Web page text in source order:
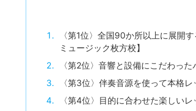
〈第1位〉全国90か所以上に展開
ミュージック枚方校】
〈第2位〉音響と設備にこだわっ
〈第3位〉伴奏音源を使って本格
〈第4位〉目的に合わせた楽しい